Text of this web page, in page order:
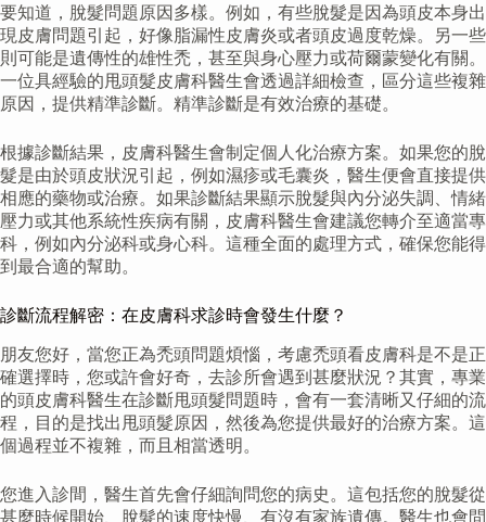
要知道，脫髮問題原因多樣。例如，有些脫髮是因為頭皮本身出
現皮膚問題引起，好像脂漏性皮膚炎或者頭皮過度乾燥。另一些
則可能是遺傳性的雄性禿，甚至與身心壓力或荷爾蒙變化有關。
一位具經驗的甩頭髮皮膚科醫生會透過詳細檢查，區分這些複雜
原因，提供精準診斷。精準診斷是有效治療的基礎。
根據診斷結果，皮膚科醫生會制定個人化治療方案。如果您的脫
髮是由於頭皮狀況引起，例如濕疹或毛囊炎，醫生便會直接提供
相應的藥物或治療。如果診斷結果顯示脫髮與內分泌失調、情緒
壓力或其他系統性疾病有關，皮膚科醫生會建議您轉介至適當專
科，例如內分泌科或身心科。這種全面的處理方式，確保您能得
到最合適的幫助。
診斷流程解密：在皮膚科求診時會發生什麼？
朋友您好，當您正為禿頭問題煩惱，考慮禿頭看皮膚科是不是正
確選擇時，您或許會好奇，去診所會遇到甚麼狀況？其實，專業
的頭皮膚科醫生在診斷甩頭髮問題時，會有一套清晰又仔細的流
程，目的是找出甩頭髮原因，然後為您提供最好的治療方案。這
個過程並不複雜，而且相當透明。
您進入診間，醫生首先會仔細詢問您的病史。這包括您的脫髮從
甚麼時候開始、脫髮的速度快慢、有沒有家族遺傳。醫生也會問